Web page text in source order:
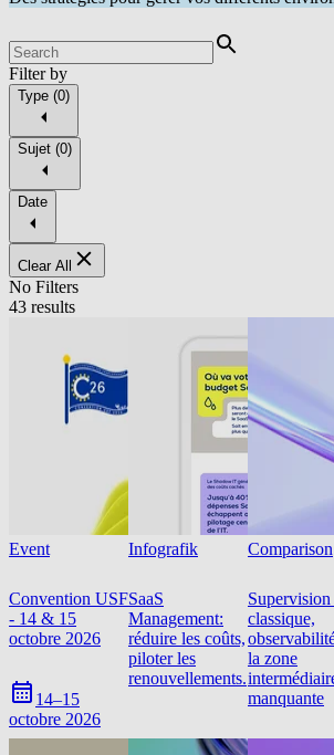
Filter by
Type (0)
Sujet (0)
Date
Clear All
No Filters
43 results
Event
Convention USF
- 14 & 15
octobre 2026
14–15
octobre 2026
Infografik
SaaS
Management:
réduire les coûts,
piloter les
renouvellements.
Comparison
classique,
la zone
manquante